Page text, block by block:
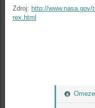
Zdroj: http://
rex.html